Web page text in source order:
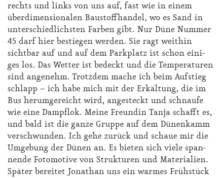
rechts und links von uns auf, fast wie in ei­nem
über­di­men­sio­na­len Bau­stoff­han­del, wo es Sand in
un­ter­schied­lichs­ten Far­ben gibt. Nur Dü­ne Num­mer
45 darf hier be­stie­gen wer­den. Sie ragt weit­hin
sicht­bar auf und auf dem Park­platz ist schon ei­ni­
ges los. Das Wet­ter ist be­deckt und die Tem­pe­ra­tu­ren
sind an­ge­nehm. Trotz­dem ma­che ich beim Auf­stieg
schlapp – ich ha­be mich mit der Er­käl­tung, die im
Bus her­um­ge­reicht wird, an­ge­steckt und schnau­fe
wie ei­ne Dampf­lok. Mei­ne Freun­din Tan­ja schafft es,
und bald ist die gan­ze Grup­pe auf dem Dü­nen­kamm
ver­schwun­den. Ich ge­he zu­rück und schaue mir die
Um­ge­bung der Dü­nen an. Es bie­ten sich vie­le span­
nen­de Fo­to­mo­ti­ve von Struk­tu­ren und Ma­te­ria­li­en.
Spä­ter be­rei­tet Jo­na­than uns ein war­mes Früh­stück